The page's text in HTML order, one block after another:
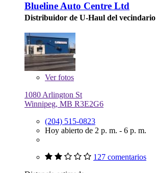
Blueline Auto Centre Ltd
Distribuidor de U-Haul del vecindario
Verfotos
1080 Arlington St
Winnipeg, MB R3E2G6
(204) 515-0823
Hoy abierto de 2 p. m. - 6 p. m.
127 comentarios